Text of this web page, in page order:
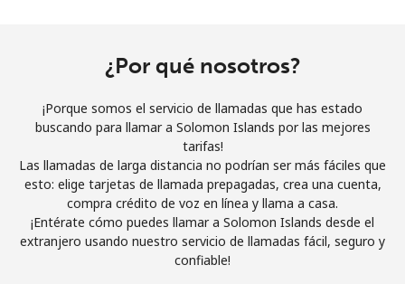
estosTérminos y condiciones.
Únete
¡Hola!
¿Por qué nosotros?
¡Porque somos el servicio de llamadas que has estado
buscando para llamar a Solomon Islands por las mejores
tarifas!
Las llamadas de larga distancia no podrían ser más fáciles que
esto: elige tarjetas de llamada prepagadas, crea una cuenta,
compra crédito de voz en línea y llama a casa.
¡Entérate cómo puedes llamar a Solomon Islands desde el
extranjero usando nuestro servicio de llamadas fácil, seguro y
confiable!